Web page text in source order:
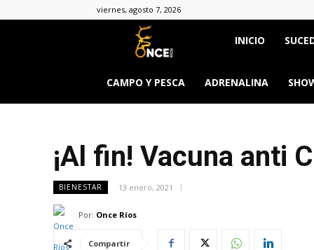
viernes, agosto 7, 2026
Once
Ríos
INICIO
CAMPO Y PESCA ADRENALINA
¡Al fin! Vacuna anti
BIENESTAR 13 enero, 2021
Por: Once Ríos
Compartir